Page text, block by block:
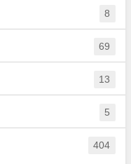
8
69
13
5
404